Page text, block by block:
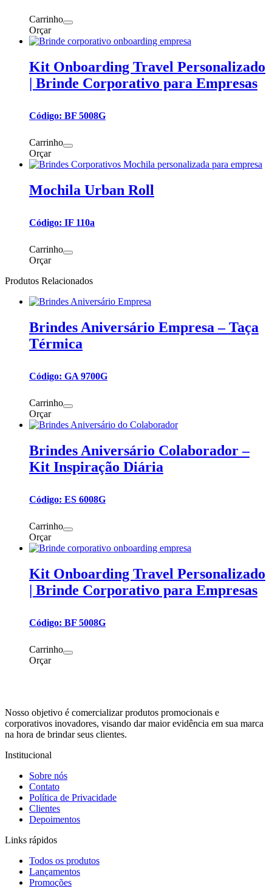
Carrinho
Orçar
Kit Onboarding Travel Personalizado
| Brinde Corporativo para Empresas
Código: BF 5008G
Carrinho
Orçar
Mochila Urban Roll
Código: IF 110a
Carrinho
Orçar
Produtos Relacionados
Brindes Aniversário Empresa – Taça
Térmica
Código: GA 9700G
Carrinho
Orçar
Brindes Aniversário Colaborador –
Kit Inspiração Diária
Código: ES 6008G
Carrinho
Orçar
Kit Onboarding Travel Personalizado
| Brinde Corporativo para Empresas
Código: BF 5008G
Carrinho
Orçar
Nosso objetivo é comercializar produtos promocionais e
corporativos inovadores, visando dar maior evidência em sua marca
na hora de brindar seus clientes.
Institucional
Sobre nós
Contato
Política de Privacidade
Clientes
Depoimentos
Links rápidos
Todos os produtos
Lançamentos
Promoções